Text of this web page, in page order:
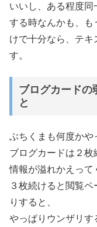
いいし、ある程度
する時なんかも、も
けで十分なら、テ
す。
ブログカードの
と
ぶちくまも何度かや
ブログカードは２枚
情報が溢れかえって
３枚続けると閲覧
りすると、
やっぱりウンザリす